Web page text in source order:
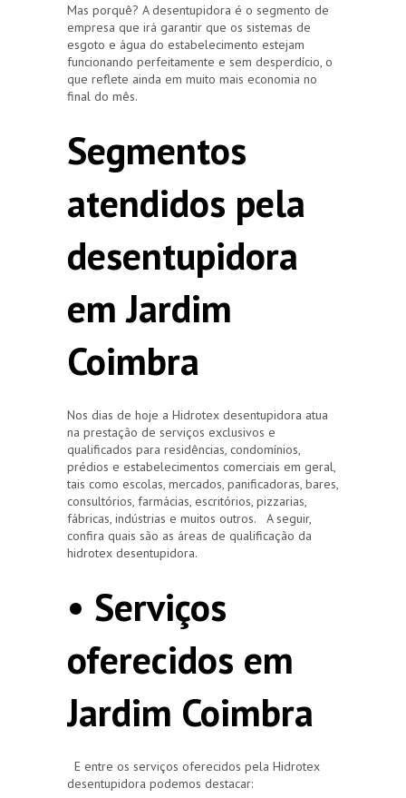
Mas porquê? A desentupidora é o segmento de
empresa que irá garantir que os sistemas de
esgoto e água do estabelecimento estejam
funcionando perfeitamente e sem desperdício, o
que reflete ainda em muito mais economia no
final do mês.
Segmentos
atendidos pela
desentupidora
em Jardim
Coimbra
Nos dias de hoje a Hidrotex desentupidora atua
na prestação de serviços exclusivos e
qualificados para residências, condomínios,
prédios e estabelecimentos comerciais em geral,
tais como escolas, mercados, panificadoras, bares,
consultórios, farmácias, escritórios, pizzarias,
fábricas, indústrias e muitos outros. A seguir,
confira quais são as áreas de qualificação da
hidrotex desentupidora.
• Serviços
oferecidos em
Jardim Coimbra
E entre os serviços oferecidos pela Hidrotex
desentupidora podemos destacar: